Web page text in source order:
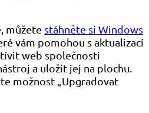
můžete stáhněte si Windows
vám pomohou s aktualizací
web společnosti
a uložit jej na plochu.
možnost „Upgradovat